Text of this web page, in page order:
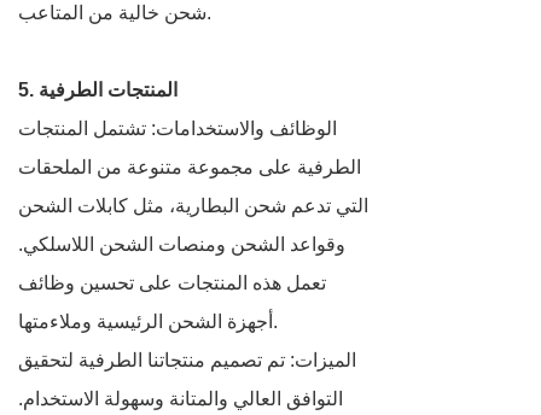
شحن خالية من المتاعب.
5. المنتجات الطرفية
الوظائف والاستخدامات: تشتمل المنتجات
الطرفية على مجموعة متنوعة من الملحقات
التي تدعم شحن البطارية، مثل كابلات الشحن
وقواعد الشحن ومنصات الشحن اللاسلكي.
تعمل هذه المنتجات على تحسين وظائف
أجهزة الشحن الرئيسية وملاءمتها.
الميزات: تم تصميم منتجاتنا الطرفية لتحقيق
التوافق العالي والمتانة وسهولة الاستخدام.